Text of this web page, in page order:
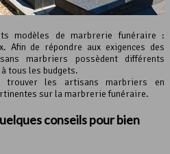
modèles de marbrerie funéraire :
Afin de répondre aux exigences des
marbriers possèdent différents
tous les budgets.
trouver les artisans marbriers en
sur la marbrerie funéraire.
conseils pour bien